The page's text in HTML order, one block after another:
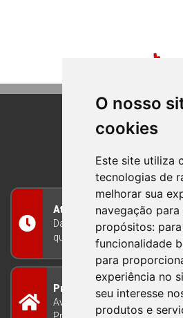
O nosso
cookies
Este site utiliza
tecnologias de
melhorar sua
navegação
propósitos:
funcionalidade
para
experiência no
seu interesse
produtos e
BOM
RIO GRANDE
Atendimento
Das 8h às 12h e das 13h às
quinta-feira, e nas sextas-
Prefeitura Municipal
Avenida Guilherme Winter 65 -